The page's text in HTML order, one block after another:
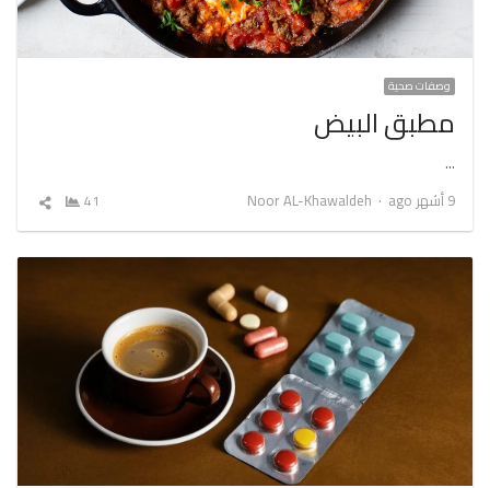
وصفات صحية
مطبق البيض
…
9 أشهر ago
Author
Noor AL-Khawaldeh
41
شارك